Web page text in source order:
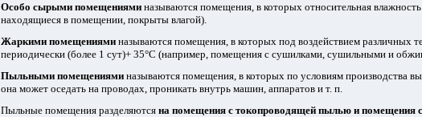
Особо сырыми помещениями называются помещения, в которых относительная
находящиеся в помещении, покрыты влагой).
Жаркими помещениями называются помещения, в которых под воздействием различных
периодически (более 1 сут)+ 35°С (например, помещения с сушилками, сушильными и
Пыльными помещениями называются помещения, в которых по условиям производства
она может оседать на проводах, проникать внутрь машин, аппаратов и т. п.
Пыльные помещения разделяются на помещения с токопроводящей пылью и помещения